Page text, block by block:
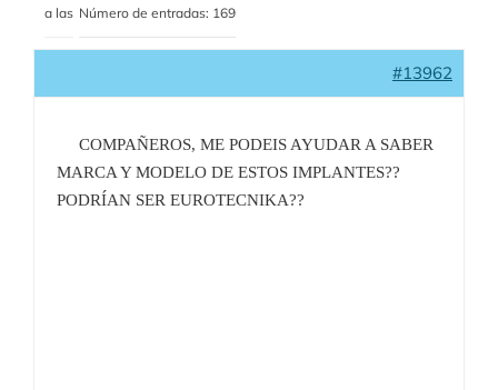
a las Número de entradas: 169
#13962
COMPAÑEROS, ME PODEIS AYUDAR A SABER
MARCA Y MODELO DE ESTOS IMPLANTES??
PODRÍAN SER EUROTECNIKA??